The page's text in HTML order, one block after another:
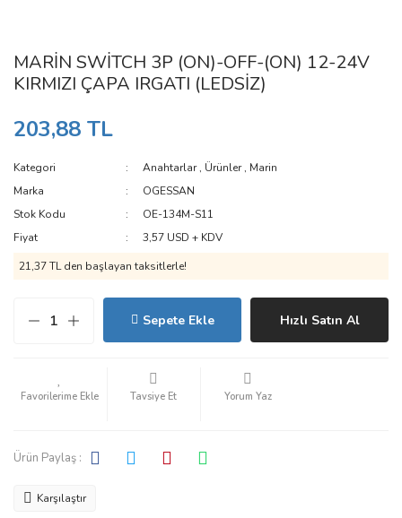
MARİN SWİTCH 3P (ON)-OFF-(ON) 12-24V
KIRMIZI ÇAPA IRGATI (LEDSİZ)
203,88 TL
Kategori Anahtarlar, Ürünler, Marin
Marka
OGESSAN
Stok Kodu
OE-134M-S11
Fiyat
3,57 USD + KDV
21,37 TL den başlayan taksitlerle!
Sepete Ekle Hızlı Satın Al
Tavsiye Et Yorum Yaz
Ürün Paylaş :
Karşılaştır